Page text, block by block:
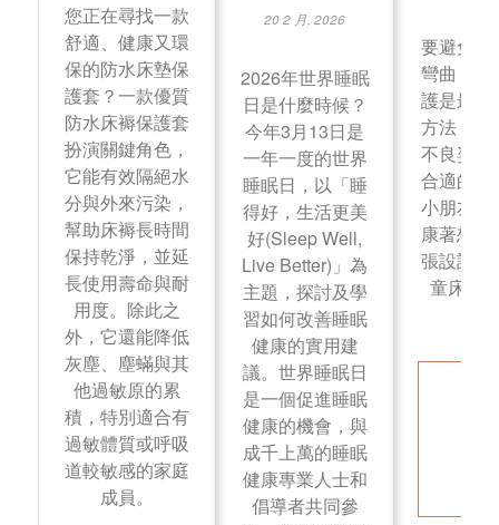
您正在尋找一款
舒適、健康又環
保的防水床墊保
護套？一款優質
防水床褥保護套
扮演關鍵角色，
它能有效隔絕水
分與外來污染，
幫助床褥長時間
保持乾淨，並延
長使用壽命與耐
用度。除此之
外，它還能降低
灰塵、塵蟎與其
他過敏原的累
積，特別適合有
過敏體質或呼吸
道較敏感的家庭
成員。
20 2 月, 2026
2026年世界睡眠
日是什麼時候？
今年3月13日是
一年一度的世界
睡眠日，以「睡
得好，生活更美
好(Sleep Well,
Live Better)」為
主題，探討及學
習如何改善睡眠
健康的實用建
議。世界睡眠日
是一個促進睡眠
健康的機會，與
成千上萬的睡眠
健康專業人士和
倡導者共同參
要避免出
彎曲，日
護是最好
方法，例
不良姿勢
合適的寢
小朋友的
康著想，
張設計優
童床褥